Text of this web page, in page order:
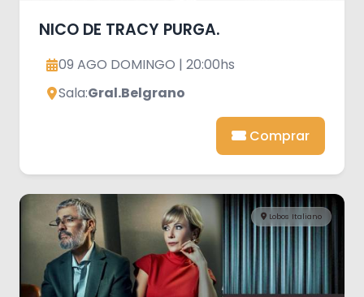
NICO DE TRACY PURGA.
09 AGO DOMINGO | 20:00hs
Sala:Gral.Belgrano
Comprar
Lobos Italiano